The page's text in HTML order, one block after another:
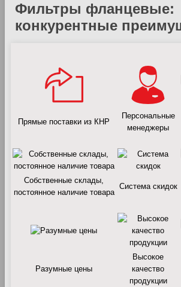
Фильтры фланцевые:
конкурентные
Прямые поставки из КНР
Персональные
менеджеры
Собственные склады,
постоянное наличие товара
Система скидок
Разумные цены
Высокое
качество
продукции